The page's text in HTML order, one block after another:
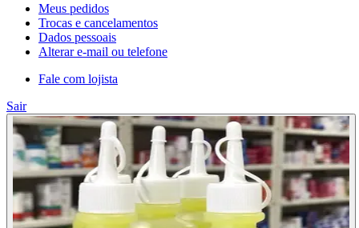
Meus pedidos
Trocas e cancelamentos
Dados pessoais
Alterar e-mail ou telefone
Fale com lojista
Sair